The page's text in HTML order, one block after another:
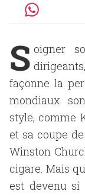
S oigner
façonne la
mondiaux
style, comme
et sa coupe
Winston
cigare. Mais
est devenu